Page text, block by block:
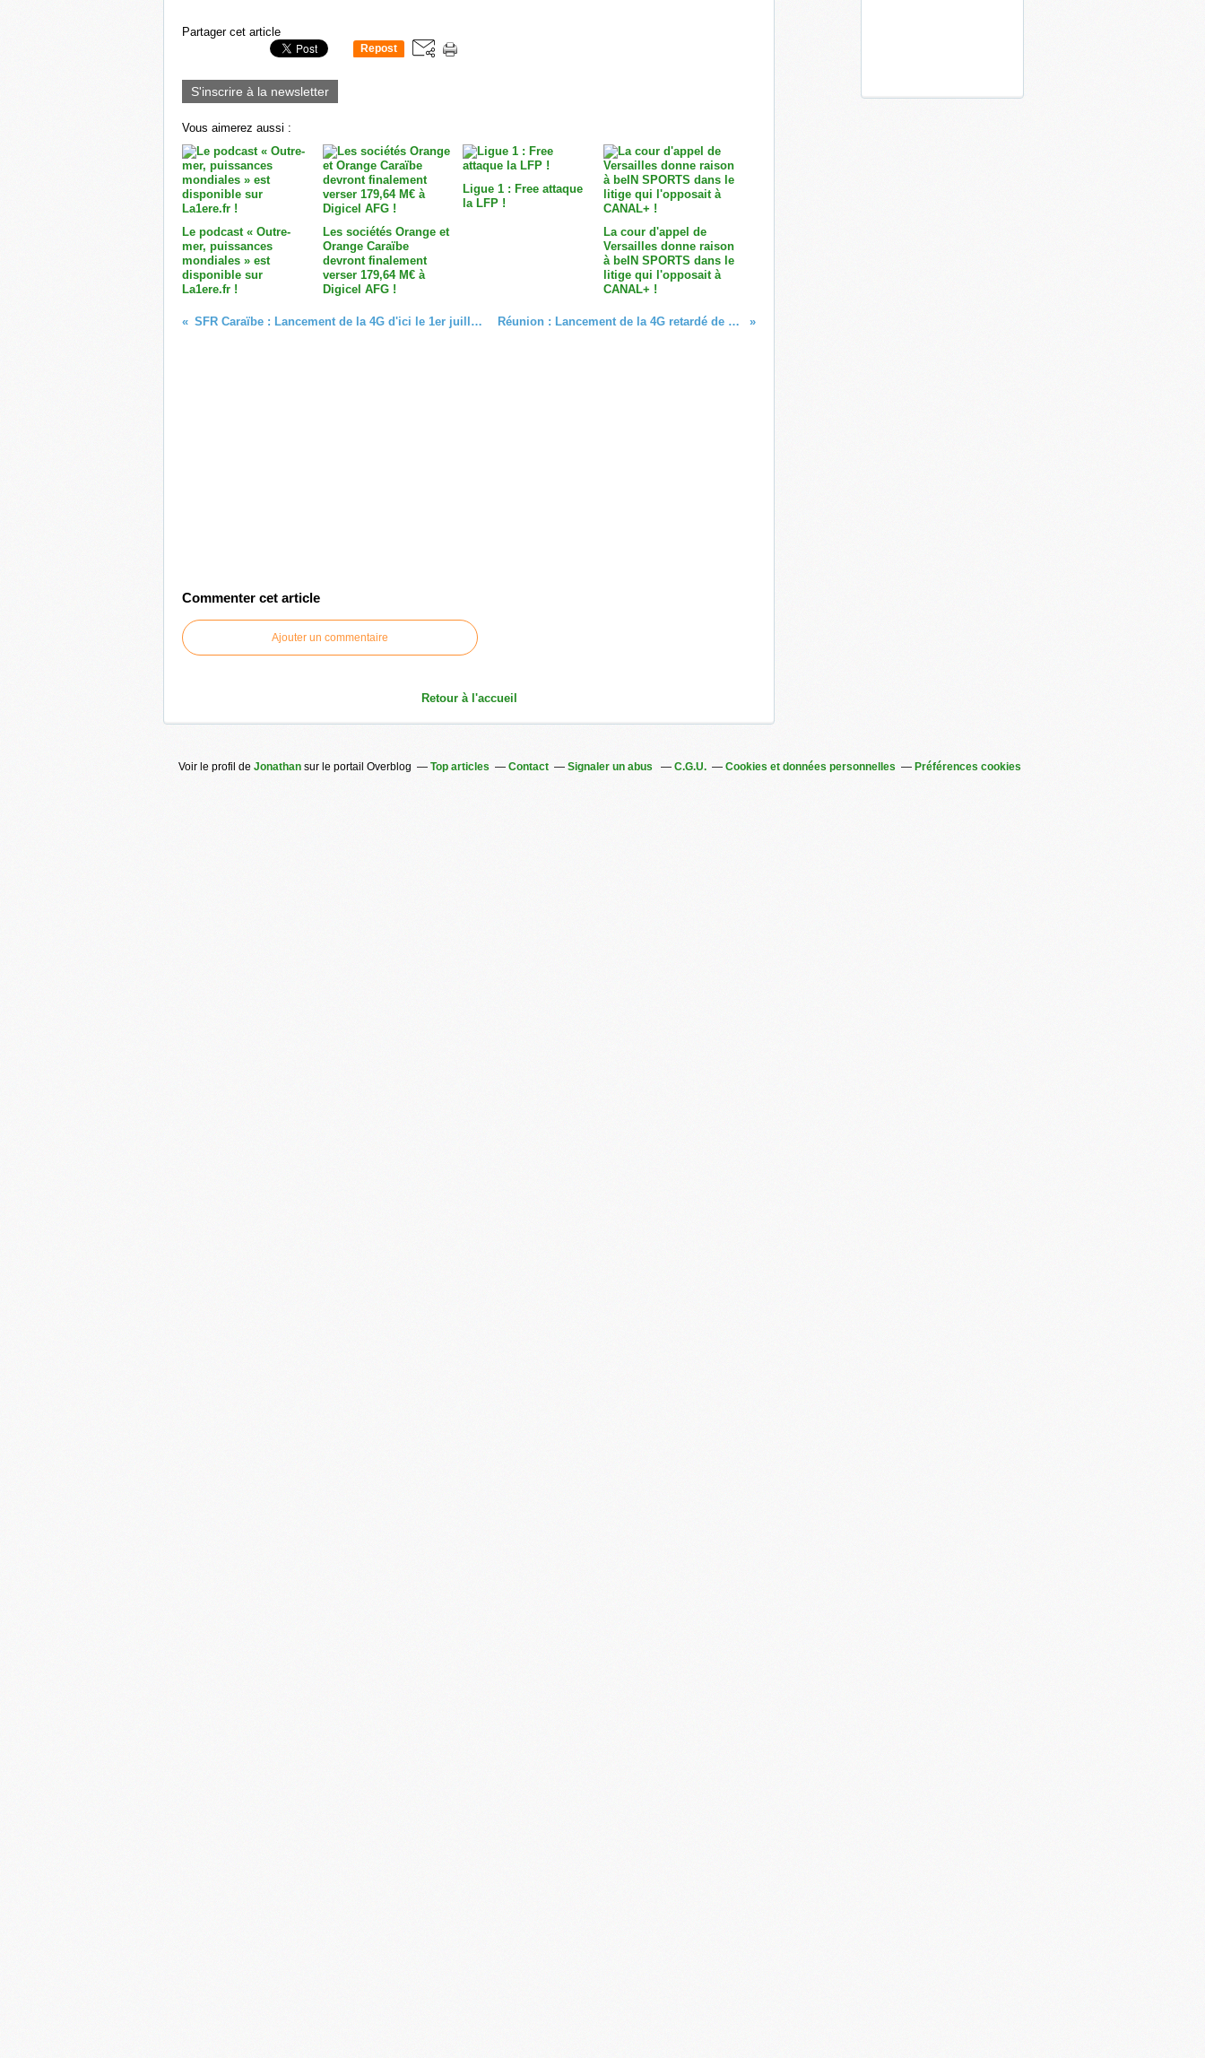
Partager cet article
Repost
S'inscrire à la newsletter
Vous aimerez aussi :
Le podcast « Outre-
mer, puissances
mondiales » est
disponible sur
La1ere.fr !
Les sociétés Orange et
Orange Caraïbe
devront finalement
verser 179,64 M€ à
Digicel AFG !
Ligue 1 : Free attaque
la LFP !
La cour d'appel de
Versailles donne raison
à beIN SPORTS dans le
litige qui l'opposait à
CANAL+ !
SFR Caraïbe : Lancement de la 4G d'ici le 1er juillet 2016 ? Réunion : Lancement de la 4G retardé de 6 mois !
Commenter cet article
Ajouter un commentaire
Retour à l'accueil
Voir le profil de Jonathan sur le portail Overblog Top articles Contact Signaler un abus C.G.U. Cookies et données personnelles Préférences cookies